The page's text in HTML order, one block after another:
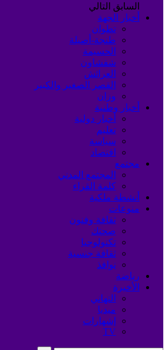
السابق التالي
أخبار الجهة
تطوان
طنجة-أصيلة
الحسيمة
شفشاون
العرائش
القصر الصغير والكبير
وزان
أخبار وطنية
أخبار دولية
تعليم
سياسة
اقتصاد
مجتمع
المجتمع المدني
كلمة القراء
أنشطة ملكية
منوعات
ثقافة وفنون
صحتك
تكنولوجيا
ثقافة جنسية
نوافذ
رياضة
الأخيرة
التهاني
ميديا
إشهارات
TV